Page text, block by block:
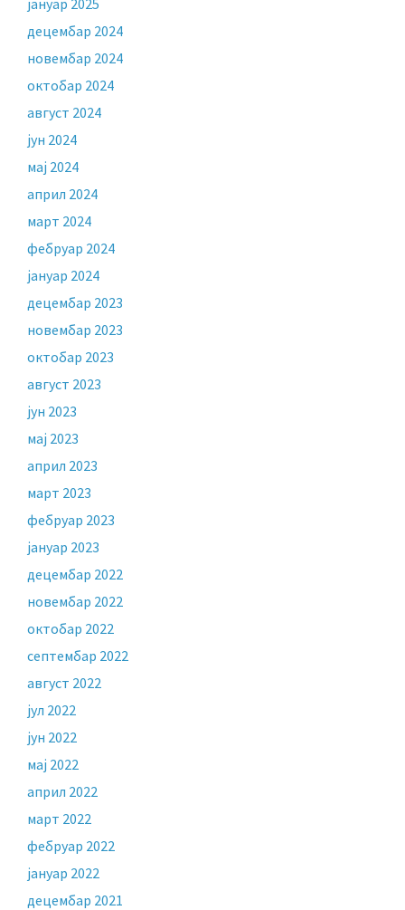
јануар 2025
децембар 2024
новембар 2024
октобар 2024
август 2024
јун 2024
мај 2024
април 2024
март 2024
фебруар 2024
јануар 2024
децембар 2023
новембар 2023
октобар 2023
август 2023
јун 2023
мај 2023
април 2023
март 2023
фебруар 2023
јануар 2023
децембар 2022
новембар 2022
октобар 2022
септембар 2022
август 2022
јул 2022
јун 2022
мај 2022
април 2022
март 2022
фебруар 2022
јануар 2022
децембар 2021